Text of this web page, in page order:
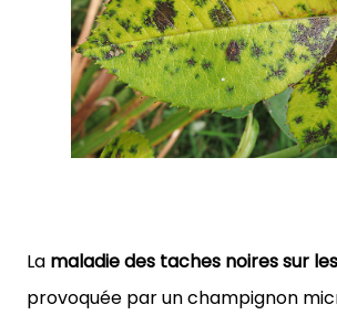
La maladie des taches noires sur
provoquée par un champignon